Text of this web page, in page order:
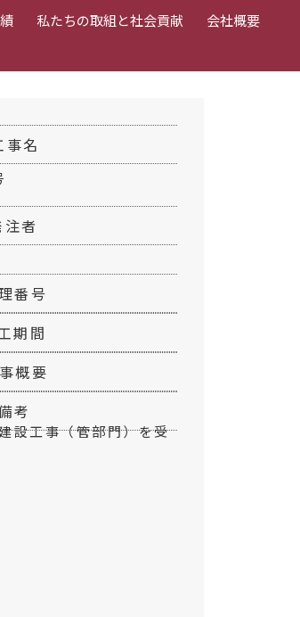
私たちの取組と社会貢献 会社概要
事名
注者
番号
期間
概要
考
設工事（管部門）を受